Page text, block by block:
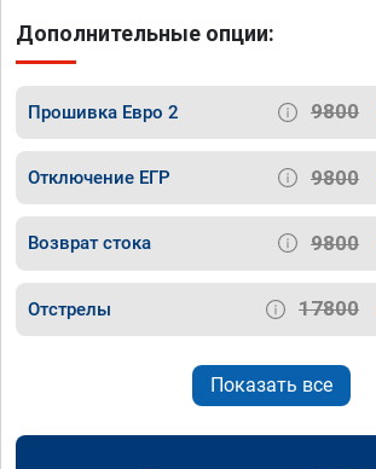
Дополнительные опции:
Прошивка Евро 2 9800
Отключение ЕГР 9800
Возврат стока 9800
Отстрелы 17800
Показать все